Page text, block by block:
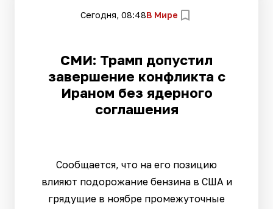
Сегодня, 08:48В Мире
СМИ: Трамп допустил
завершение конфликта с
Ираном без ядерного
соглашения
Сообщается, что на его позицию
влияют подорожание бензина в США и
грядущие в ноябре промежуточные